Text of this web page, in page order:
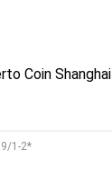
Coin Shanghai
1-2*